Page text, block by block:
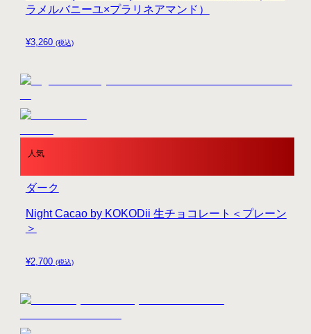
¥3,260 (税込)
ラメルバニーユ×プラリネアマンド）
人気
¥2,700 (税込)
Night Cacao by KOKODii 生チョコレート＜プレーン
＞
ダーク